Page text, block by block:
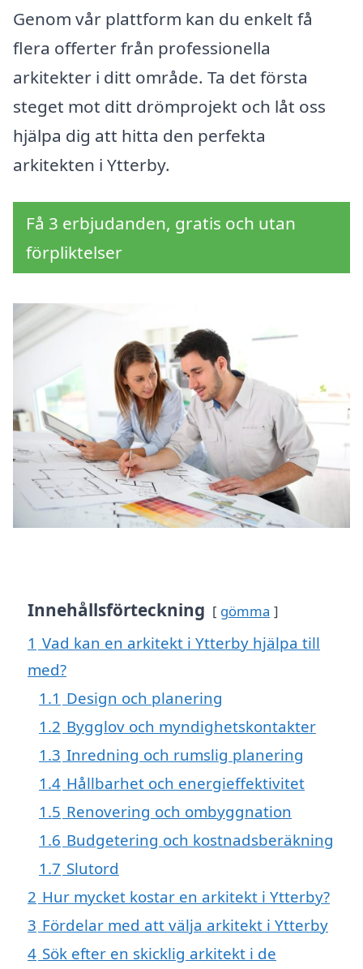
Genom vår plattform kan du enkelt få
flera offerter från professionella
arkitekter i ditt område. Ta det första
steget mot ditt drömprojekt och låt oss
hjälpa dig att hitta den perfekta
arkitekten i Ytterby.
Få 3 erbjudanden, gratis och utan
förpliktelser
Innehållsförteckning gömma
1 Vad kan en arkitekt i Ytterby hjälpa till
med?
1.1 Design och planering
1.2 Bygglov och myndighetskontakter
1.3 Inredning och rumslig planering
1.4 Hållbarhet och energieffektivitet
1.5 Renovering och ombyggnation
1.6 Budgetering och kostnadsberäkning
1.7 Slutord
2 Hur mycket kostar en arkitekt i Ytterby?
3 Fördelar med att välja arkitekt i Ytterby
4 Sök efter en skicklig arkitekt i de